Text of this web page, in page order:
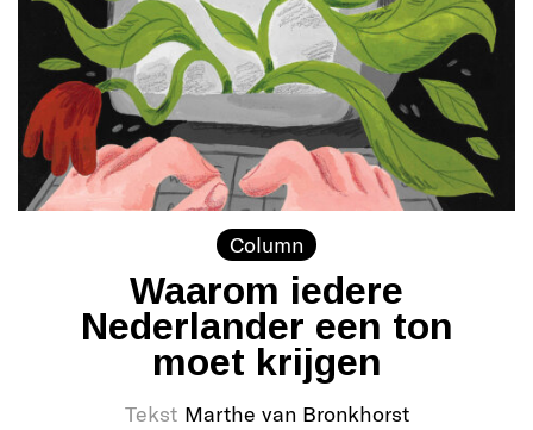
Column
Waarom iedere
Nederlander een ton
moet krijgen
Tekst Marthe van Bronkhorst